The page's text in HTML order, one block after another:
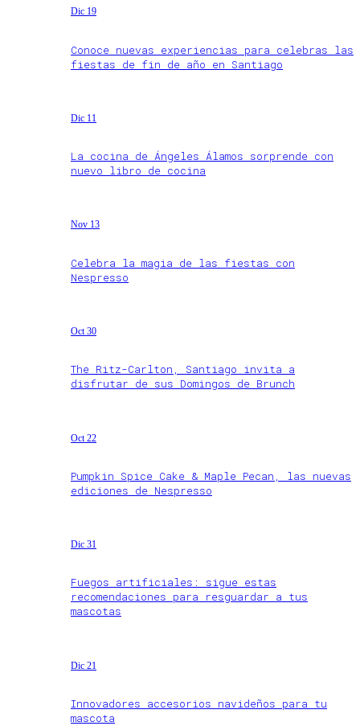
Dic 19
Conoce nuevas experiencias para celebras las
fiestas de fin de año en Santiago
Dic 11
La cocina de Ángeles Álamos sorprende con
nuevo libro de cocina
Nov 13
Celebra la magia de las fiestas con
Nespresso
Oct 30
The Ritz-Carlton, Santiago invita a
disfrutar de sus Domingos de Brunch
Oct 22
Pumpkin Spice Cake & Maple Pecan, las nuevas
ediciones de Nespresso
Dic 31
Fuegos artificiales: sigue estas
recomendaciones para resguardar a tus
mascotas
Dic 21
Innovadores accesorios navideños para tu
mascota